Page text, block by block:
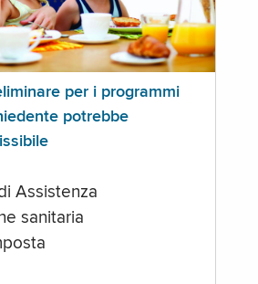
per i programmi
potrebbe
Assistenza
sanitaria